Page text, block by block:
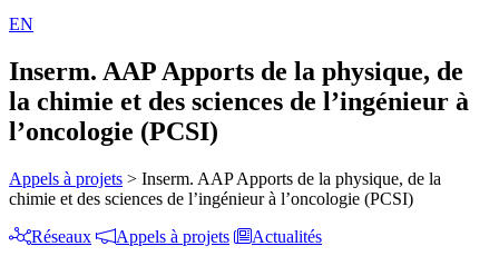
EN
Inserm. AAP Apports de la physique, de
la chimie et des sciences de l’ingénieur à
l’oncologie (PCSI)
Appels à projets > Inserm. AAP Apports de la physique, de la
chimie et des sciences de l’ingénieur à l’oncologie (PCSI)
Réseaux
Appels à projets
Actualités